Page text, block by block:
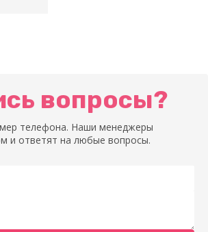
вопросы?
телефона. Наши менеджеры
и ответят на любые вопросы.